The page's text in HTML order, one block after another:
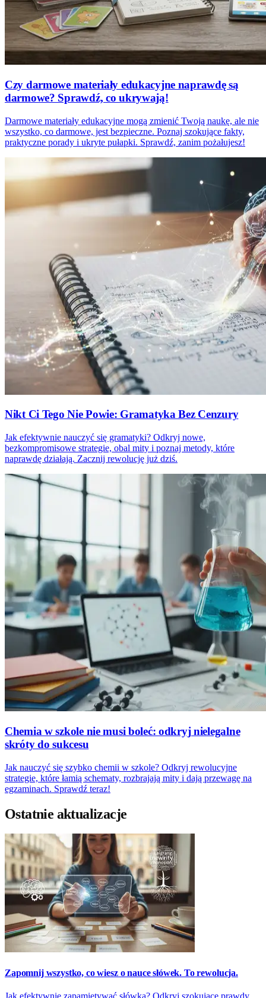
Czy darmowe materiały edukacyjne naprawdę są
darmowe? Sprawdź, co ukrywają!
Darmowe materiały edukacyjne mogą zmienić Twoją naukę, ale nie
wszystko, co darmowe, jest bezpieczne. Poznaj szokujące fakty,
praktyczne porady i ukryte pułapki. Sprawdź, zanim pożałujesz!
Nikt Ci Tego Nie Powie: Gramatyka Bez Cenzury
Jak efektywnie nauczyć się gramatyki? Odkryj nowe,
bezkompromisowe strategie, obal mity i poznaj metody, które
naprawdę działają. Zacznij rewolucję już dziś.
Chemia w szkole nie musi boleć: odkryj nielegalne
skróty do sukcesu
Jak nauczyć się szybko chemii w szkole? Odkryj rewolucyjne
strategie, które łamią schematy, rozbrajają mity i dają przewagę na
egzaminach. Sprawdź teraz!
Ostatnie aktualizacje
Zapomnij wszystko, co wiesz o nauce słówek. To rewolucja.
Jak efektywnie zapamiętywać słówka? Odkryj szokujące prawdy,